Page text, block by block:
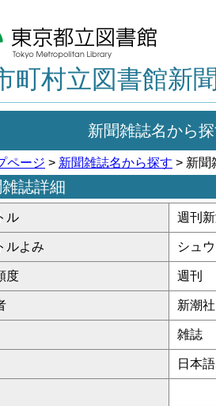
町村立図書館新
新聞雑誌名から
ページ > 新聞雑誌名から探す > 新聞
誌詳細
ル 週刊
ルよみ シュ
度 週刊
新潮社
雑誌
日本語